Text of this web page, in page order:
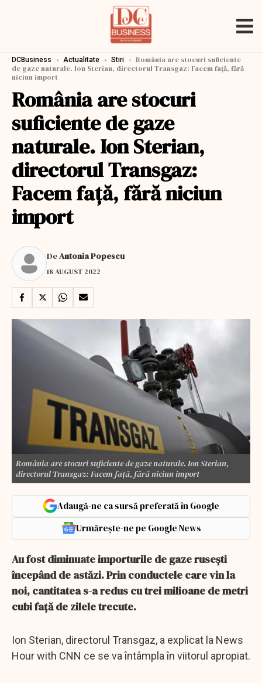
DCBusiness › Actualitate › Stiri › România are stocuri suficiente
de gaze naturale. Ion Sterian, directorul Transgaz: Facem față, fără
niciun import
România are stocuri
suficiente de gaze
naturale. Ion Sterian,
directorul Transgaz:
Facem față, fără niciun
import
DeAntonia Popescu
18 AUGUST 2022
România are stocuri suficiente de gaze naturale. Ion Sterian,
directorul Transgaz: Facem față, fără niciun import
Adaugă-ne ca sursă preferată în Google
Urmărește-ne pe Google News
Au fost diminuate importurile de gaze ruseşti
începând de astăzi. Prin conductele care vin la
noi, cantitatea s-a redus cu trei milioane de metri
cubi faţă de zilele trecute.
Ion Sterian, directorul Transgaz, a explicat la News
Hour with CNN ce se va întâmpla în viitorul apropiat.